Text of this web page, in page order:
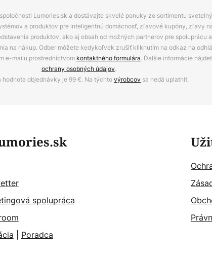
Lumories.sk a dostávajte skvelé ponuky zo sortimentu
a produktov pre inteligentnú domácnosť, zľavové kupóny, zľavy
produktov, ako aj obsah od možných partnerov pre spoluprácu
na nákup. Odber môžete kedykoľvek zrušiť kliknutím na odkaz na
e-mailu prostredníctvom kontaktného formulára. Ďalšie informácie
ochrany osobných údajov.
hodnota objednávky je 99 €. Na týchtovýrobcov sa nedá uplatniť.
spolupráca
Poradca